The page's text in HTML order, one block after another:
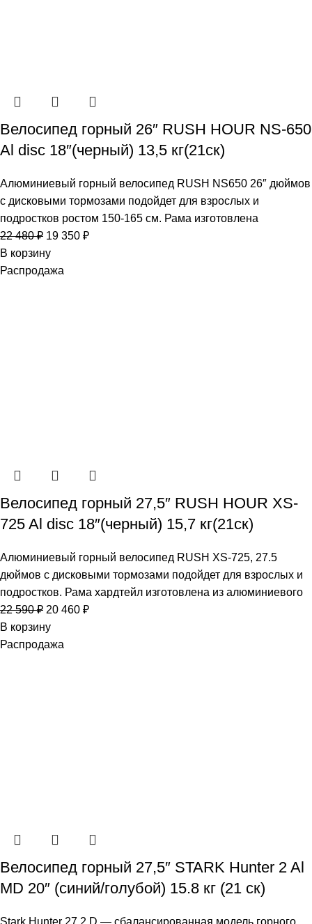
Велосипед горный 26″ RUSH HOUR NS-650
Al disc 18″(черный) 13,5 кг(21ск)
Алюминиевый горный велосипед RUSH NS650 26″ дюймов
с дисковыми тормозами подойдет для взрослых и
подростков ростом 150-165 см. Рама изготовлена
22 480₽ 19 350 ₽
В корзину
Распродажа
Велосипед горный 27,5″ RUSH HOUR XS-
725 Al disc 18″(черный) 15,7 кг(21ск)
Алюминиевый горный велосипед RUSH XS-725, 27.5
дюймов с дисковыми тормозами подойдет для взрослых и
подростков. Рама хардтейл изготовлена из алюминиевого
22 590₽ 20 460 ₽
В корзину
Распродажа
Велосипед горный 27,5″ STARK Hunter 2 Al
MD 20″ (синий/голубой) 15.8 кг (21 ск)